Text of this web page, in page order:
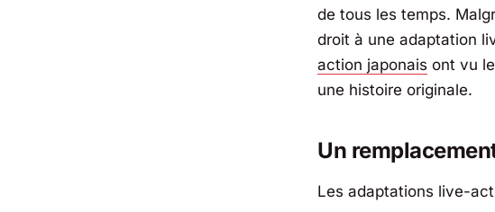
de tous les temps.
droit à une adaptation
action japonais ont vu
une histoire originale.
Un
Les adaptations live-